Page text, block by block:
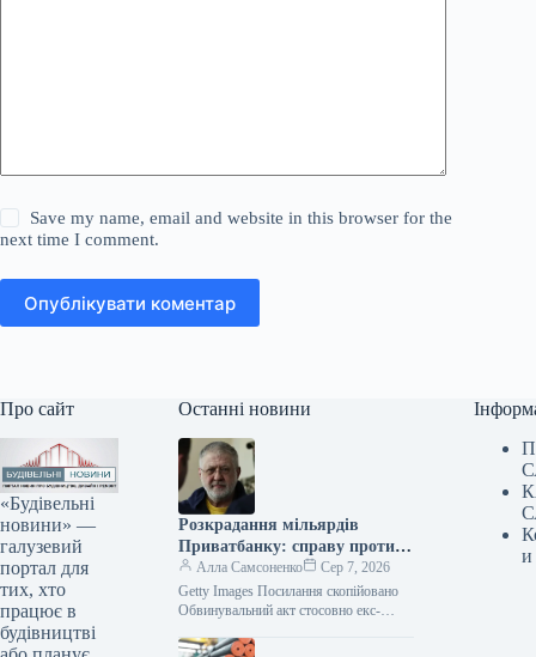
Save my name, email and website in this browser for the
next time I comment.
Опублікувати коментар
Про сайт
«Будівельні
новини» —
галузевий
портал для
тих, хто
працює в
будівництві
Останні новини
Розкрадання мільярдів
Приватбанку: справу проти
Коломойського передано до
суду
Алла Самсоненко
Сер 7, 2026
Getty Images Посилання скопійовано
Обвинувальний акт стосовно екс-
Приватбанку Ігоря Коломойського та
и